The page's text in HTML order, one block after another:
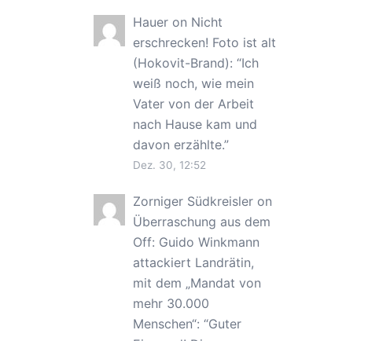
Haueron Nicht
erschrecken! Foto ist alt
(Hokovit-Brand): “Ich
weiß noch, wie mein
Vater von der Arbeit
nach Hause kam und
davon erzählte.”
Dez. 30, 12:52
Zorniger Südkreisleron
Überraschung aus dem
Off: Guido Winkmann
attackiert Landrätin,
mit dem „Mandat von
mehr 30.000
Menschen“: “Guter